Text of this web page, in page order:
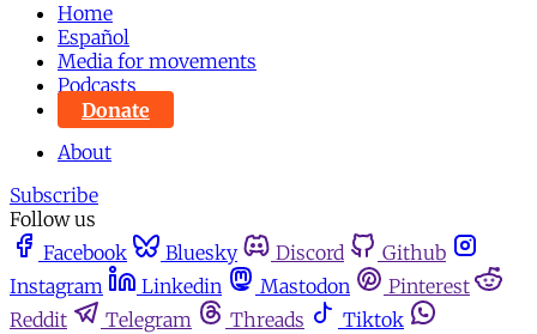
Home
Español
Media for movements
Podcasts
Donate
About
Subscribe
Follow us
Facebook
Bluesky Discord
Github
Instagram
Linkedin Mastodon
Pinterest
Reddit
Telegram Threads
Tiktok